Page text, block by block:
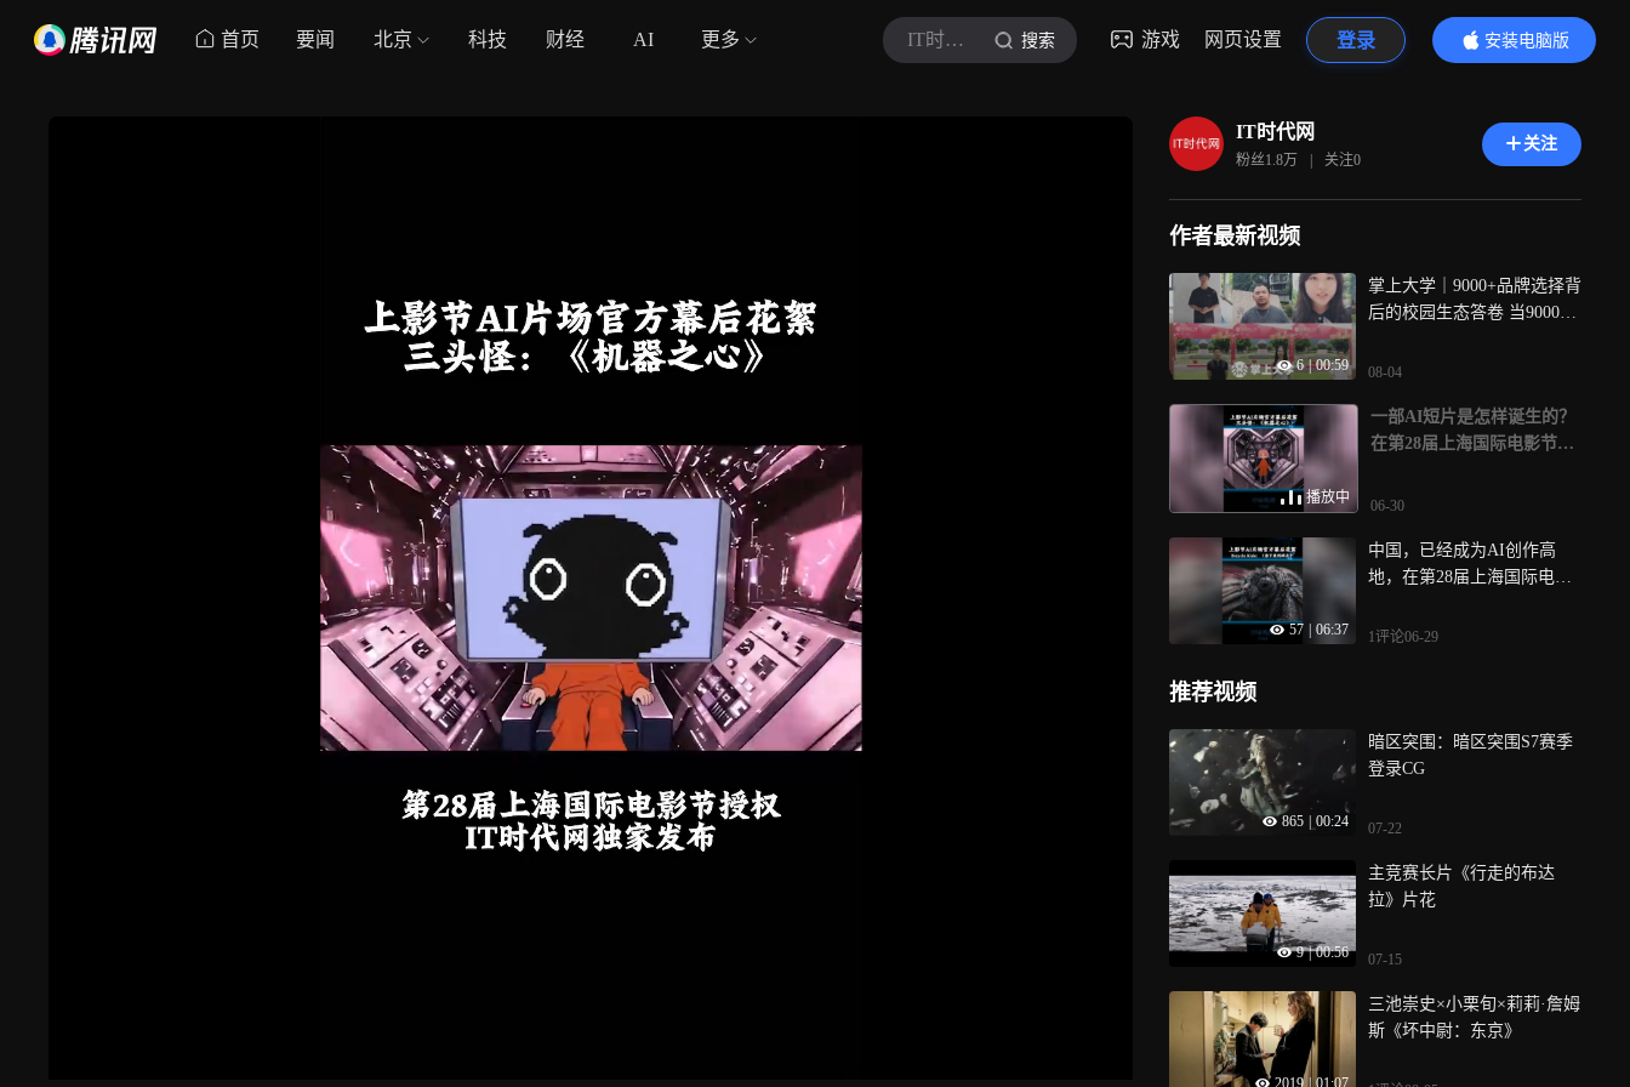
首页 要闻 北京 科技 财经 AI 更多 IT时代网 搜索 游戏 网页设置 登录
安装电脑版
内容更精彩
IT时代网
粉丝1.8万 | 关注0
关注
作者最新视频
6 | 00:59
掌上大学｜9000+品牌选择背
后的校园生态答卷 当9000
年轻人的路径，这背后不是
深耕13年的校园生态， 掌上
大学，2013年从温州大学创
全国2800余所高校，累计服
高新技术企业、连续3年瞪羚
企业认定，入选教育部供需
——这些标签背后，是一套
制，成为品牌进入年轻人市
场的信任桥梁，“送货到寝”
转化率较传统地推提升3倍，
5年，掌大联合6所高校达成8
个教育部立项合作；在多所
工作室”；推出“万薪Offer”计
得底薪不低于1万元的就业录
用， 从校园代理到产教融
08-04
播放中
一部AI短片是怎样诞生的？
在第28届上海国际电影节AI
条短时间内利用AI制作的短
小组的这条幕后花絮视频展
示了从脚本、人物人设图、
视频再到成片的制作过程，
06-30
57 06:37
中国，已经成为AI创作高
地，在第28届上海国际电影
人侯祖辛与来自德国的伙伴
这条短片幕后视频中，将为
您展示珍贵的分镜脚本、提
诞生的
1评论06-29
推荐视频
865 00:24
暗区突围：暗区突围S7赛季
登录CG
07-22
9 | 00:56
主竞赛长片《行走的布达
拉》片花
07-15
2019 01:07
三池崇史×小栗旬×莉莉·詹姆
斯《坏中尉：东京》